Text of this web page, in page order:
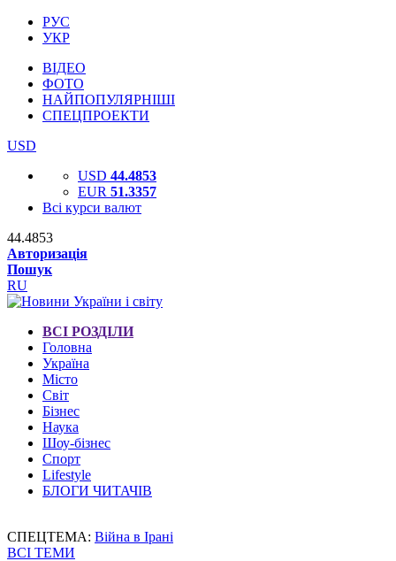
РУС
УКР
ВІДЕО
ФОТО
НАЙПОПУЛЯРНІШІ
СПЕЦПРОЕКТИ
USD
USD 44.4853
EUR 51.3357
Всі курси валют
44.4853
Авторизація
Пошук
RU
ВСІ РОЗДІЛИ
Головна
Україна
Місто
Світ
Бізнес
Наука
Шоу-бізнес
Спорт
Lifestyle
БЛОГИ ЧИТАЧІВ
СПЕЦТЕМА: Війна в Ірані
ВСІ ТЕМИ